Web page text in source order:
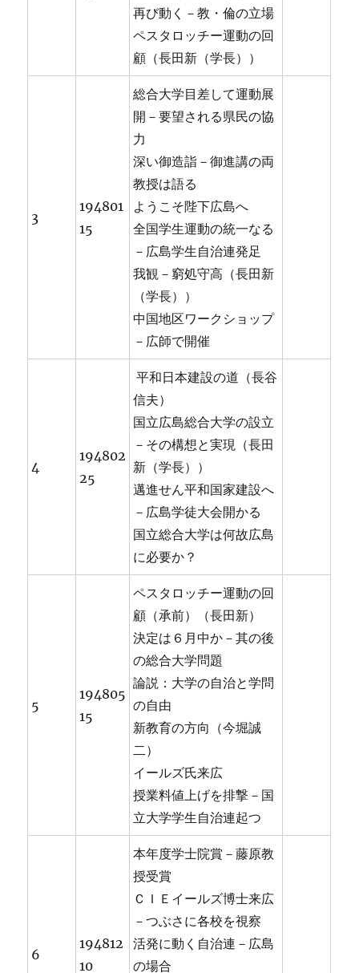
再び動く－教・倫の立場
ペスタロッチー運動の回
顧（長田新（学長））
3
194801
15
総合大学目差して運動展
開－要望される県民の協
力
深い御造詣－御進講の両
教授は語る
ようこそ陛下広島へ
全国学生運動の統一なる
－広島学生自治連発足
我観－窮処守高（長田新
（学長））
中国地区ワークショップ
－広師で開催
4
194802
25
平和日本建設の道（長谷
信夫）
国立広島総合大学の設立
－その構想と実現（長田
新（学長））
邁進せん平和国家建設へ
－広島学徒大会開かる
国立総合大学は何故広島
に必要か？
5
194805
15
ペスタロッチー運動の回
顧（承前）（長田新）
決定は６月中か－其の後
の総合大学問題
論説：大学の自治と学問
の自由
新教育の方向（今堀誠
二）
イールズ氏来広
授業料値上げを排撃－国
立大学学生自治連起つ
6
194812
10
本年度学士院賞－藤原教
授受賞
ＣＩＥイールズ博士来広
－つぶさに各校を視察
活発に動く自治連－広島
の場合